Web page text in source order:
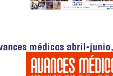
médicos abril-